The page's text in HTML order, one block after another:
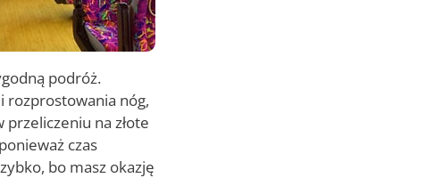
podróż.
rozprostowania nóg,
na złote
czas
bo masz okazję